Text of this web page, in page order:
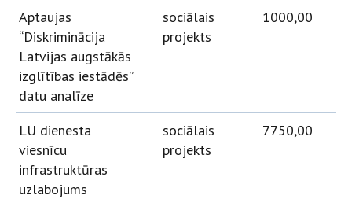
Aptaujas
“Diskriminācija
Latvijas augstākās
izglītības iestādēs”
datu analīze
sociālais
projekts
1000,00
LU dienesta
viesnīcu
infrastruktūras
uzlabojums
sociālais
projekts
7750,00